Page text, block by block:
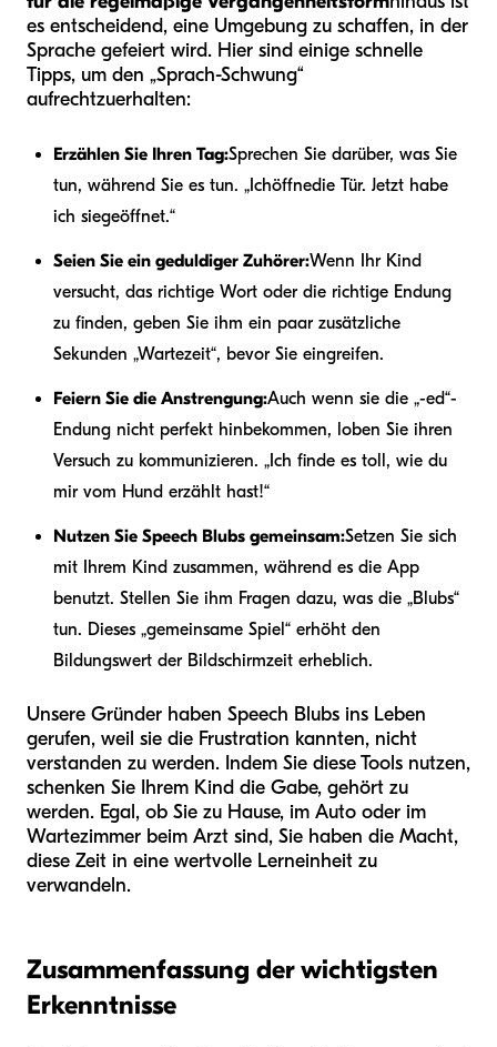
es entscheidend, eine Umgebung zu schaffen, in der
Sprache gefeiert wird. Hier sind einige schnelle
Tipps, um den „Sprach-Schwung“
aufrechtzuerhalten:
Erzählen Sie Ihren Tag:Sprechen Sie darüber, was Sie
tun, während Sie es tun. „Ichöffnedie Tür. Jetzt habe
ich siegeöffnet.“
Seien Sie ein geduldiger Zuhörer:Wenn Ihr Kind
versucht, das richtige Wort oder die richtige Endung
zu finden, geben Sie ihm ein paar zusätzliche
Sekunden „Wartezeit“, bevor Sie eingreifen.
Feiern Sie die Anstrengung:Auch wenn sie die „-ed“-
Endung nicht perfekt hinbekommen, loben Sie ihren
Versuch zu kommunizieren. „Ich finde es toll, wie du
mir vom Hund erzählt hast!“
Nutzen Sie Speech Blubs gemeinsam:Setzen Sie sich
mit Ihrem Kind zusammen, während es die App
benutzt. Stellen Sie ihm Fragen dazu, was die „Blubs“
tun. Dieses „gemeinsame Spiel“ erhöht den
Bildungswert der Bildschirmzeit erheblich.
Unsere Gründer haben Speech Blubs ins Leben
gerufen, weil sie die Frustration kannten, nicht
verstanden zu werden. Indem Sie diese Tools nutzen,
schenken Sie Ihrem Kind die Gabe, gehört zu
werden. Egal, ob Sie zu Hause, im Auto oder im
Wartezimmer beim Arzt sind, Sie haben die Macht,
diese Zeit in eine wertvolle Lerneinheit zu
verwandeln.
Zusammenfassung der wichtigsten
Erkenntnisse